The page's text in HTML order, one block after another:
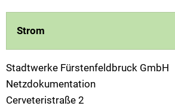
Strom
Stadtwerke Fürstenfeldbruck GmbH
Netzdokumentation
Cerveteristraße 2